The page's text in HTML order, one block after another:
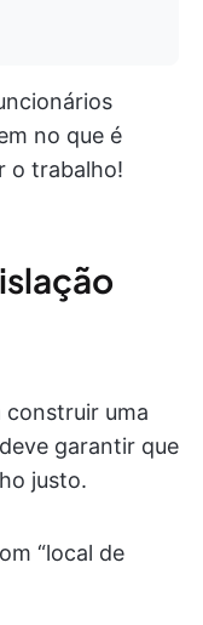
no que é
o trabalho!
uma
garantir que
justo.
“local de